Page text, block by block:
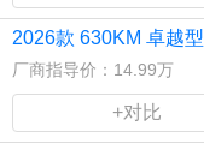
2026款 630KM 卓越型
厂商指导价：14.99万
+对比